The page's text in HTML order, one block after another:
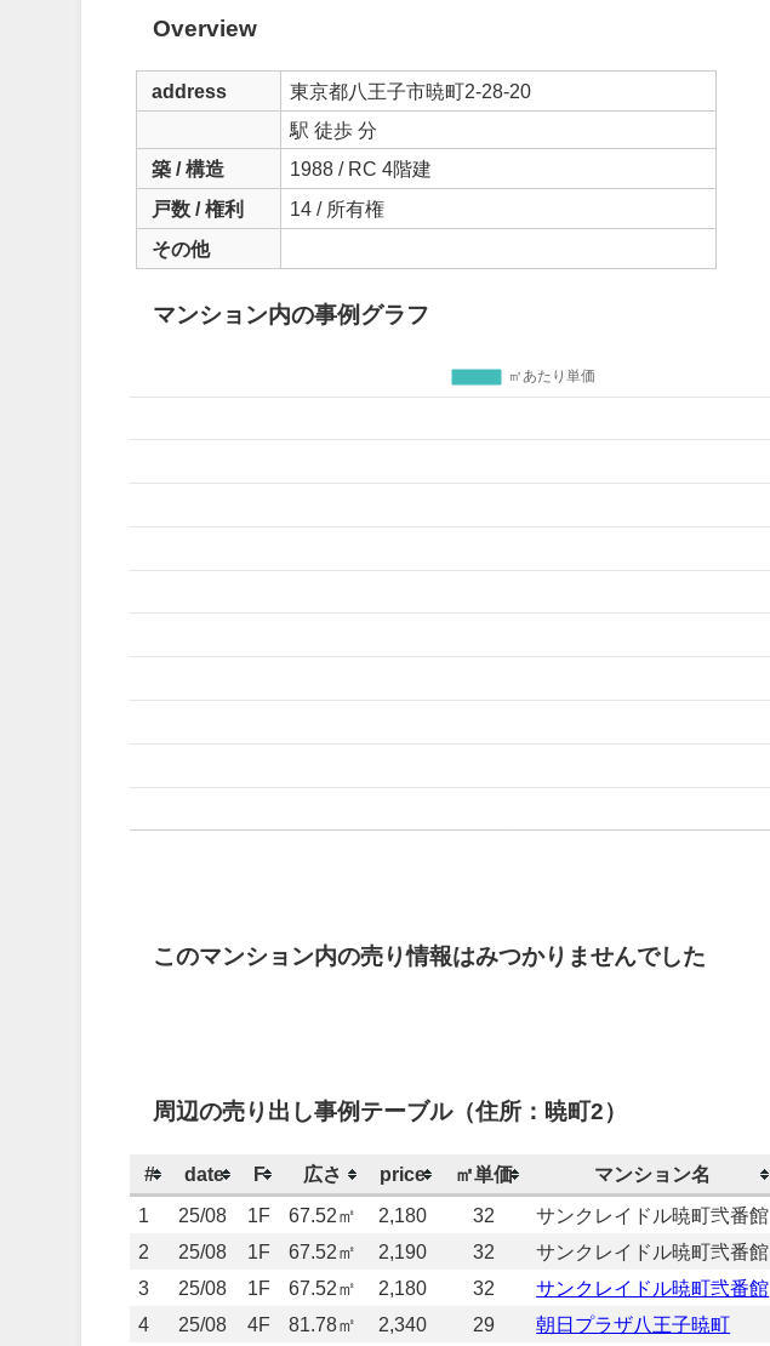
Overview
address
東京都八王子市暁町2-28-20
駅 徒歩 分
築 / 構造
1988 / RC 4階建
戸数 / 権利 14 / 所有権
その他
マンション内の事例グラフ
このマンション内の売り情報はみつかりませんでした
周辺の売り出し事例テーブル（住所：暁町2）
# date F 広さ price ㎡単価 マンション名
1 25/08 1F 67.52㎡ 2,180 32 サンクレイドル暁町弐番館
2
25/08 1F 67.52㎡ 2,190 32 サンクレイドル暁町弐番館
3
25/08 1F 67.52㎡ 2,180 32 サンクレイドル暁町弐番館
4
25/08 4F 81.78㎡ 2,340 29 朝日プラザ八王子暁町